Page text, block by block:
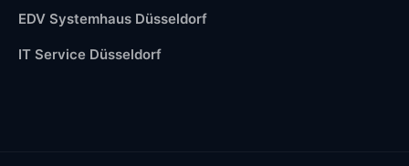
EDV Systemhaus Düsseldorf
IT Service Düsseldorf